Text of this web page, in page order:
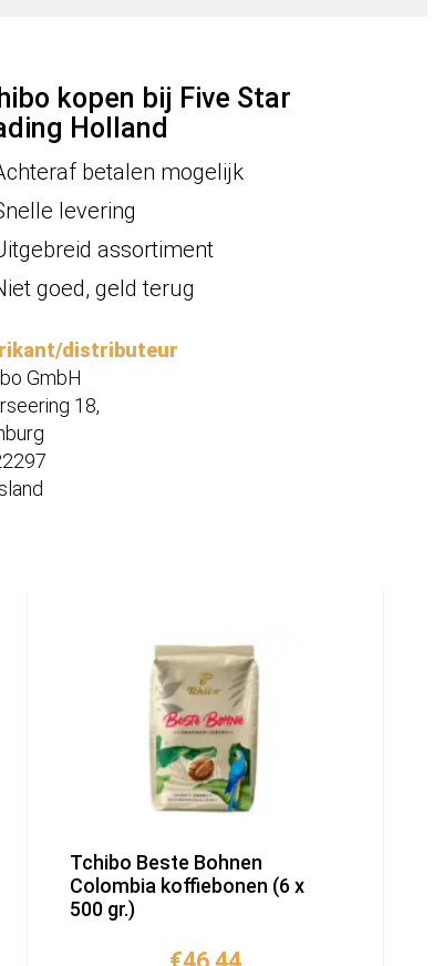
kopen bij Five Star
Holland
betalen mogelijk
levering
assortiment
goed, geld terug
distributeur
GmbH
18,
Tchibo Beste Bohnen
Colombia koffiebonen (6 x
500 gr.)